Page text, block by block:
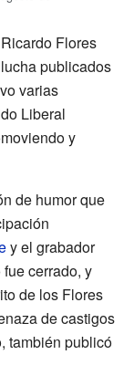
Flores
publicados
varias
Liberal
y
de humor que
y el grabador
cerrado, y
de los Flores
de castigos
también publicó